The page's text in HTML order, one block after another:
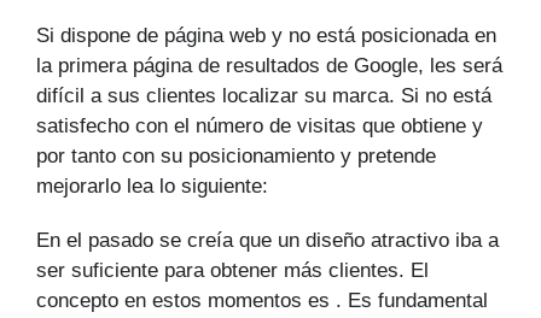
Si dispone de página web y no está posicionada en
la primera página de resultados de Google, les será
difícil a sus clientes localizar su marca. Si no está
satisfecho con el número de visitas que obtiene y
por tanto con su posicionamiento y pretende
mejorarlo lea lo siguiente:
En el pasado se creía que un diseño atractivo iba a
ser suficiente para obtener más clientes. El
concepto en estos momentos es . Es fundamental